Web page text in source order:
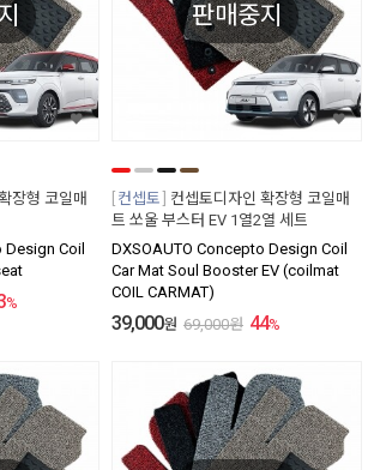
장형 코일매
Design Coil
%
판매중지
컨셉토
컨셉토디자인 확장형 코일매
트 쏘울 부스터 EV 1열2열 세트
DXSOAUTO Concepto Design Coil
Car Mat Soul Booster EV (coilmat
COIL CARMAT)
39,000원 69,000원 44%